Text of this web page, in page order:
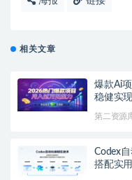
相关文章
爆款Ai
稳健实
第二资源
Codex
搭配实